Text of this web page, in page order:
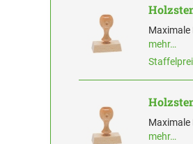
Maximale
mehr…
Maximale
mehr…